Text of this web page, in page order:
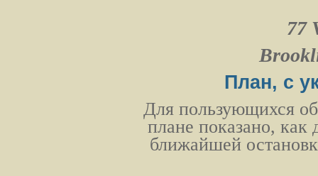
77
План, с
Для пользующихся
плане показано, как
ближайшей